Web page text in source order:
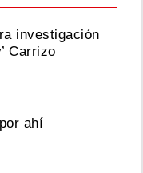
investigación
Carrizo
ahí